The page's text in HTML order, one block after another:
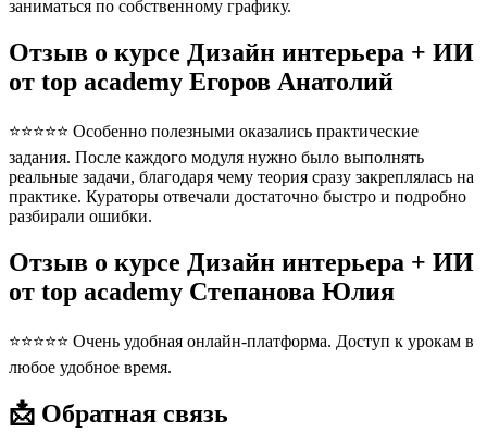
заниматься по собственному графику.
Отзыв о курсе Дизайн интерьера + ИИ
от top academy Егоров Анатолий
⭐⭐⭐⭐⭐ Особенно полезными оказались практические
задания. После каждого модуля нужно было выполнять
реальные задачи, благодаря чему теория сразу закреплялась на
практике. Кураторы отвечали достаточно быстро и подробно
разбирали ошибки.
Отзыв о курсе Дизайн интерьера + ИИ
от top academy Степанова Юлия
⭐⭐⭐⭐⭐ Очень удобная онлайн-платформа. Доступ к урокам в
любое удобное время.
📩 Обратная связь